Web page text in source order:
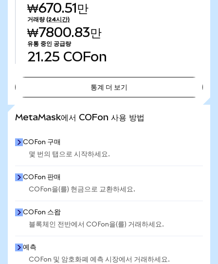
₩670.51만
거래량 (24시간)
₩7800.83만
유통 중인 공급량
21.25 COFon
통계 더 보기
MetaMask에서 COFon 사용 방법
COFon 구매
몇 번의 탭으로 시작하세요.
COFon 판매
COFon을(를) 현금으로 교환하세요.
COFon 스왑
블록체인 전반에서 COFon을(를) 거래하세요.
예측
COFon 및 암호화폐 예측 시장에서 거래하세요.